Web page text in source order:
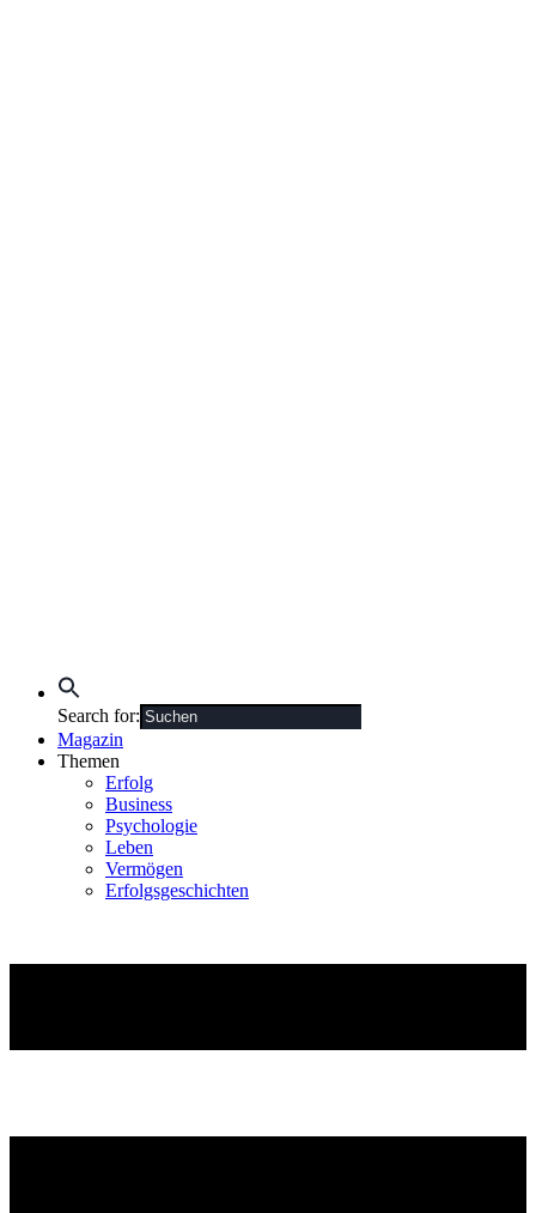
Search for:
Magazin
Themen
Erfolg
Business
Psychologie
Leben
Vermögen
Erfolgsgeschichten